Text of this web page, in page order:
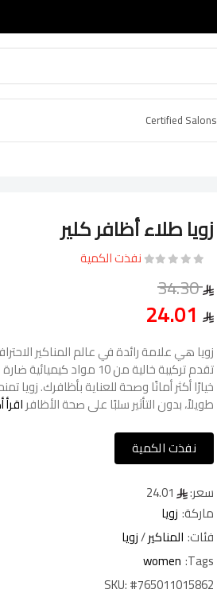
Certified Salons
زويا طلاء أظافر كلير
نفذت الكمية
34.30
زويا هي علامة رائدة في عالم المناكير
تقدم تركيبة خالية من 10
خيارًا أكثر أمانًا وصحة للعناية بأظافرك.
طويلاً، بدون التأثير سلبًا على صحة الأظافراقرأ
نفذت الكمية
سعر:
ماركة: زويا
فئات: المناكير/زويا
Tags:
women
SKU:#765011015862